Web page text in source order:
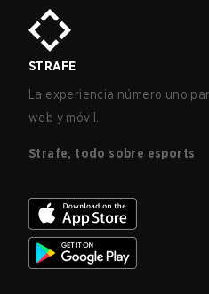
STRAFE
La experiencia número uno
web y móvil.
Strafe, todo sobre esports